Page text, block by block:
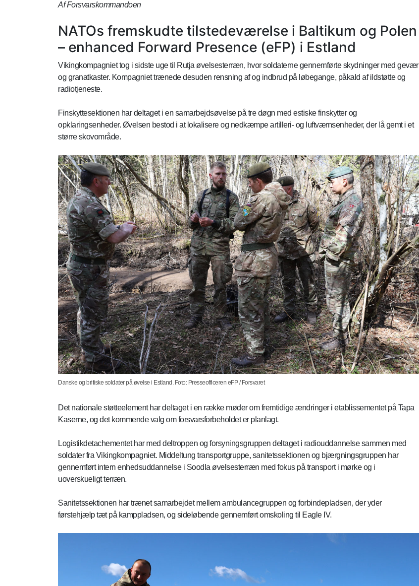
Af Forsvarskommandoen
NATOs fremskudte tilstedeværelse i Baltikum og Polen
– enhanced Forward Presence (eFP) i Estland
Vikingkompagniet tog i sidste uge til Rutja øvelsesterræn, hvor soldaterne gennemførte skydninger med gevær
og granatkaster. Kompagniet trænede desuden rensning af og indbrud på løbegange, påkald af ildstøtte og
radiotjeneste.
Finskyttesektionen har deltaget i en samarbejdsøvelse på tre døgn med estiske finskytter og
opklaringsenheder. Øvelsen bestod i at lokalisere og nedkæmpe artilleri- og luftværnsenheder, der lå gemt i et
større skovområde.
Danske og britiske soldater på øvelse i Estland. Foto: Presseofficeren eFP / Forsvaret
Det nationale støtteelement har deltaget i en række møder om fremtidige ændringer i etablissementet på Tapa
Kaserne, og det kommende valg om forsvarsforbeholdet er planlagt.
Logistikdetachementet har med deltroppen og forsyningsgruppen deltaget i radiouddannelse sammen med
soldater fra Vikingkompagniet. Middeltung transportgruppe, sanitetssektionen og bjærgningsgruppen har
gennemført intern enhedsuddannelse i Soodla øvelsesterræn med fokus på transport i mørke og i
uoverskueligt terræn.
Sanitetssektionen har trænet samarbejdet mellem ambulancegruppen og forbindepladsen, der yder
førstehjælp tæt på kamppladsen, og sideløbende gennemført omskoling til Eagle IV.